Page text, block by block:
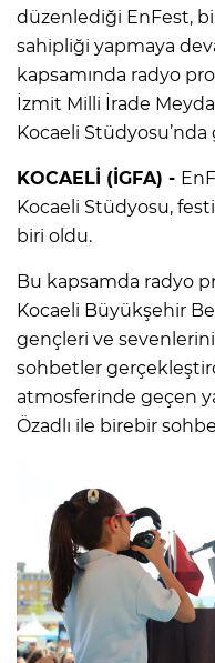
düzenlediği EnFest,
sahipliği yapmaya
kapsamında radyo
İzmit Milli İrade
Kocaeli
KOCAELİ (İGFA) -
Kocaeli Stüdyosu,
biri oldu.
Bu kapsamda radyo
Kocaeli Büyükşehir
gençleri ve sevenlerini
sohbetler
atmosferinde geçen
Özadlı ile birebir